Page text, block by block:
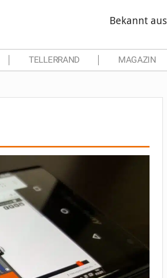
Bekannt aus
TELLERRAND MAGAZIN